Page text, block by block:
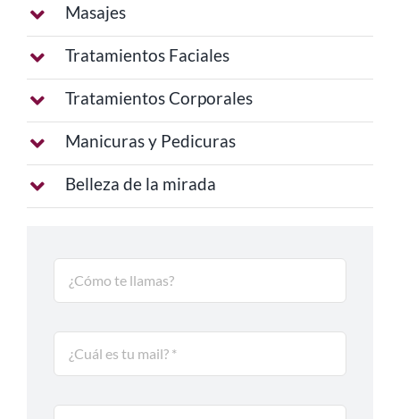
Masajes
Tratamientos Faciales
Tratamientos Corporales
Manicuras y Pedicuras
Belleza de la mirada